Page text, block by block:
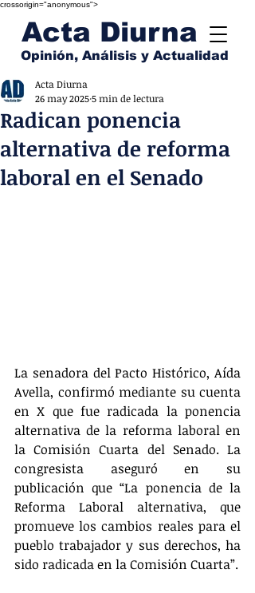
crossorigin="anonymous">
Acta Diurna
Opinión, Análisis y Actualidad
Radican ponencia
alternativa de reforma
laboral en el Senado
Acta Diurna
26 may 20255 min de lectura
La senadora del Pacto Histórico, Aída
Avella, confirmó mediante su cuenta
en X que fue radicada la ponencia
alternativa de la reforma laboral en
la Comisión Cuarta del Senado. La
congresista aseguró en su
publicación que “La ponencia de la
Reforma Laboral alternativa, que
promueve los cambios reales para el
pueblo trabajador y sus derechos, ha
sido radicada en la Comisión Cuarta”.